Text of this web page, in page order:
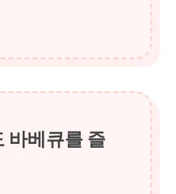
바베큐를 즐